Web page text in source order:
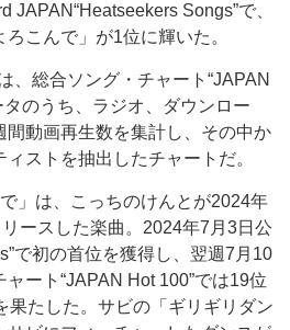
Songs”で、
こんで」が1位に輝いた。
、総合ソング・チャート“JAPAN
タのうち、ラジオ、ダウンロー
間動画再生数を集計し、その中か
ストを抽出したチャートだ。
」は、こっちのけんとが2024年
ースした楽曲。2024年7月3日公
で初の首位を獲得し、翌週7月10
ート“JAPAN Hot 100”では19位
果たした。サビの「ギリギリダン